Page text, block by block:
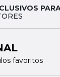
favoritos